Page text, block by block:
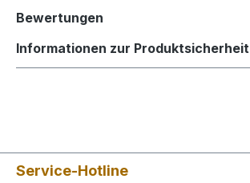
Bewertungen
Informationen zur Produktsicherheit
Service-Hotline